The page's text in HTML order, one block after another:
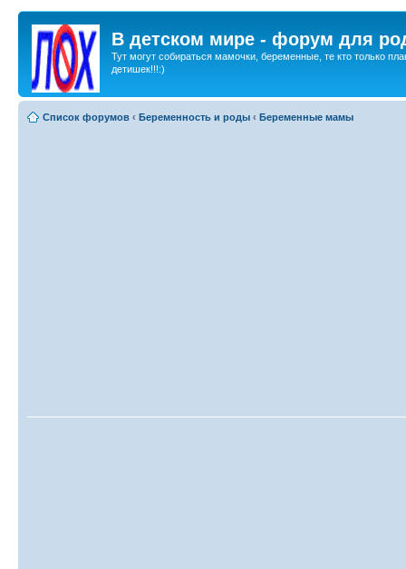
В детском мире - форум для
Тут могут собираться мамочки, беременные, те кто только
детишек!!!:)
Список форумов ‹ Беременность и роды ‹ Беременные мамы